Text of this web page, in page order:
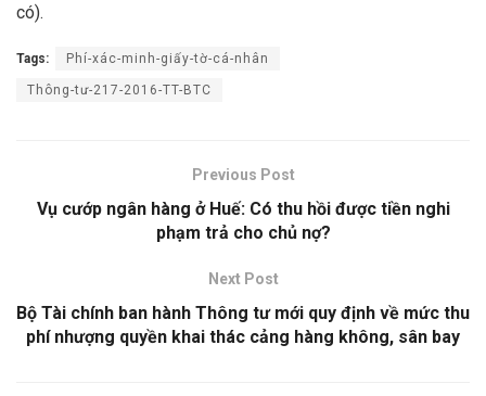
có).
Tags: Phí-xác-minh-giấy-tờ-cá-nhân
Thông-tư-217-2016-TT-BTC
Previous Post
Vụ cướp ngân hàng ở Huế: Có thu hồi được tiền nghi
phạm trả cho chủ nợ?
Next Post
Bộ Tài chính ban hành Thông tư mới quy định về mức thu
phí nhượng quyền khai thác cảng hàng không, sân bay